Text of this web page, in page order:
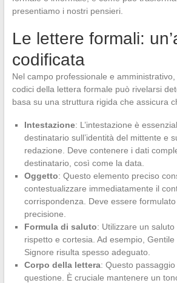
presentiamo i nostri pensieri.
Le lettere formali:
codificata
Nel campo professionale e
codici della lettera formale può rivelarsi
basa su una struttura rigida che assicura
Intestazione: L’intestazione è
destinatario sull’identità del mittente e
redazione. Deve contenere i dati
destinatario, così come la data.
Oggetto: Questo elemento preciso
contestualizzare immediatamente il
corrispondenza. Deve essere
precisione.
Formula di saluto: Utilizzare un
rispetto e cortesia. Ad esempio,
Signore risulta spesso adeguato.
Corpo della lettera: Questo passaggio
questione. È cruciale mantenere un